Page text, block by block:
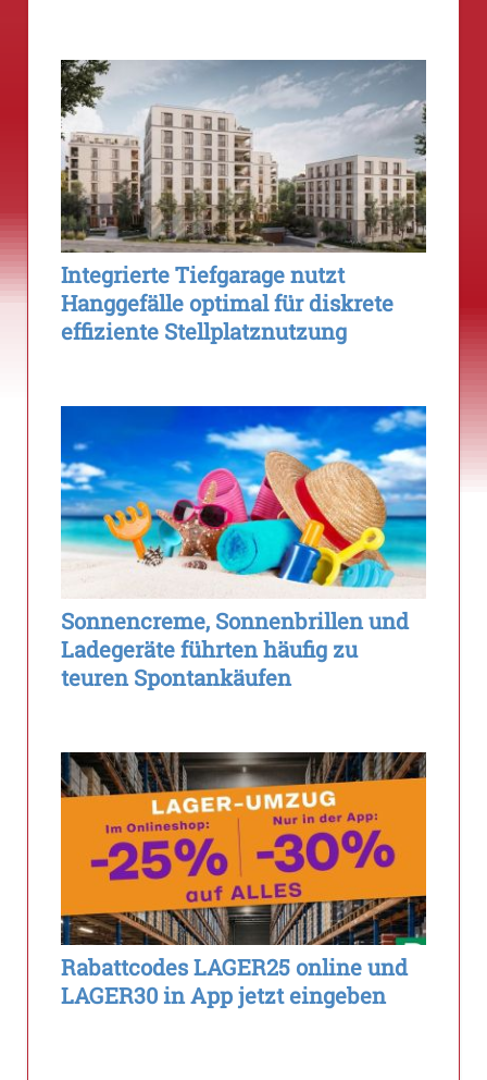
Integrierte Tiefgarage nutzt
Hanggefälle optimal für diskrete
effiziente Stellplatznutzung
Sonnencreme, Sonnenbrillen und
Ladegeräte führten häufig zu
teuren Spontankäufen
Rabattcodes LAGER25 online und
LAGER30 in App jetzt eingeben